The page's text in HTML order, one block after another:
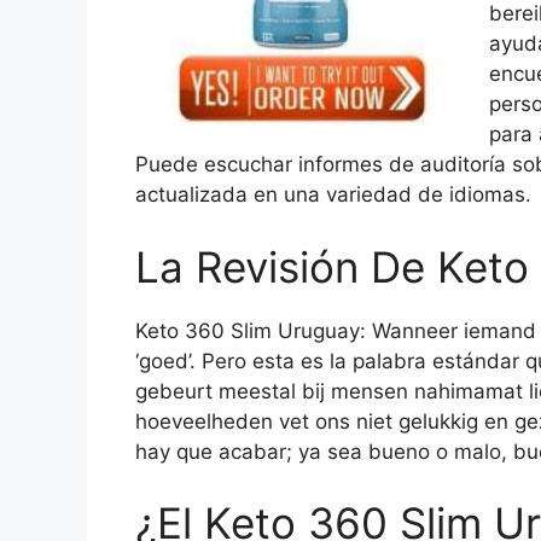
para
Puede escuchar informes de auditoría
actualizada en una variedad de idiomas.
La Revisión De
Keto 360 Slim Uruguay: Wanneer
‘goed’. Pero esta es la palabra
gebeurt meestal bij mensen nahimamat
hoeveelheden vet ons niet gelukkig en
hay que acabar; ya sea bueno o malo,
¿El Keto 360 Slim